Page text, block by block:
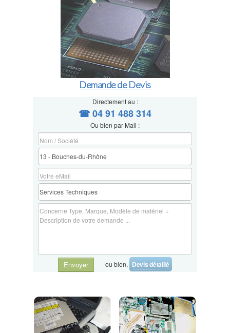
Exploitez la Puissance du M.2 : Installation Selon Votre
, Si votre carte mère est équipée d'un port M.2
disponible, à PORTES-LES-VALENCE nous proposons
l'installation de SSD M.2 SATA ou PCIe, selon les spécifications
de votre modèle. Vous pourrez ainsi exploiter pleinement la
rapidité de cette technologie de pointe.
Transfert de Données Sécurisé et Précis, Nous comprenons
l'importance de vos données personnelles et professionnelles.
C'est pourquoi nous prenons le plus grand soin de transférer vos
données récupérées sur le nouveau disque en respectant les
contenu reste intact et accessible comme avant, sans risque de
perte de données. Améliorez les performances de votre
ordinateur en optant pour notre service de remplacement de
disque dur et SSD. Faites confiance à notre équipe compétente
pour une migration en douceur vers la rapidité, la fiabilité et
l'efficacité d'un SSD.
à PORTES-LES-VALENCE Contactez-nous dès aujourd'hui pour
en savoir plus sur nos services de réparation d'ordinateurs et
pour planifier votre remplacement de disque dur ou SSD. Votre
satisfaction est notre priorité absolue.
Demande de Devis
Directement au :
☎ 04 91 488 314
Ou bien par Mail :
Envoyer ou bien, Devis détaillé